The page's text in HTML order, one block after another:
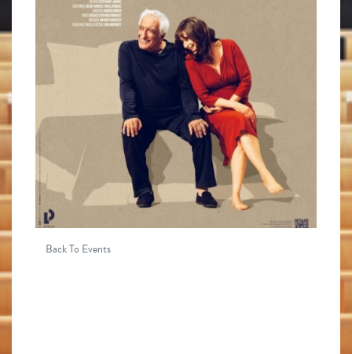
Back To Events